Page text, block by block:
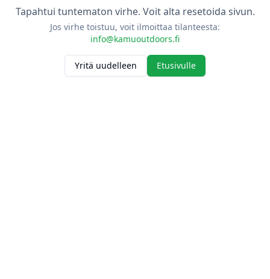
Tapahtui tuntematon virhe. Voit alta resetoida sivun.
Jos virhe toistuu, voit ilmoittaa tilanteesta:
info@kamuoutdoors.fi
Yritä uudelleen Etusivulle